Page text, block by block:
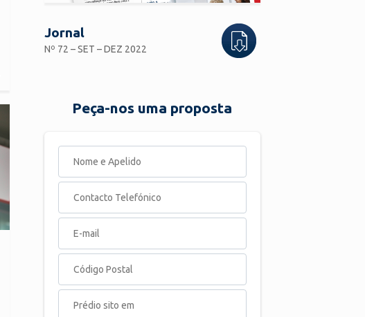
Jornal
Nº 72 – SET – DEZ 2022
Peça-nos uma proposta